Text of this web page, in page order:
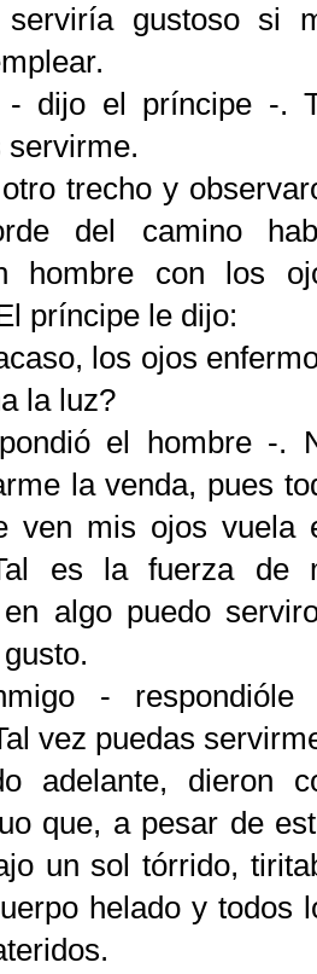
gustoso si
- dijo el príncipe -.
servirme.
trecho y
del camino
hombre con los
príncipe le dijo:
los ojos
la luz?
el hombre -.
la venda, pues
ven mis ojos vuela
es la fuerza de
algo puedo
- respondióle
vez puedas
adelante, dieron
que, a pesar de
un sol tórrido,
helado y todos